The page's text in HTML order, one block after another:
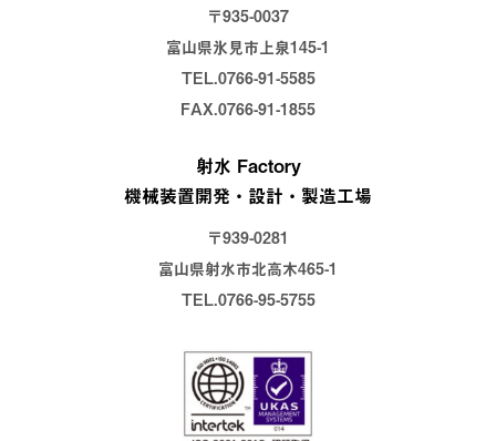
報の利用目的を明示し、その利用目的の範囲内で利用しま
す。予め明示した利用目的の範囲を超えて、お客様の個人情
個人情報の利用目的は下記の通りです。
お客様に関する個人情報
お客様との商談、お打ち合わせ等
サービス、イベント等のご案内送付
顧客サポート、メンテナンスの提供
サービス開発、アンケート調査実施、モニター等の実施
採用応募者に関する個人情報
採用応募者（インターンシップを含む）への採用情報等の提
当社での採用業務管理
〒935-0037
富山県氷見市上泉145-1
TEL.0766-91-5585
FAX.0766-91-1855
射水 Factory
機械装置開発・設計・製造工場
〒939-0281
富山県射水市北高木465-1
TEL.0766-95-5755